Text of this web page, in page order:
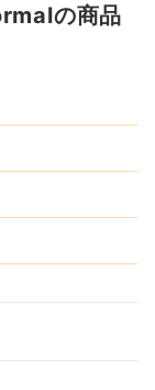
の商品